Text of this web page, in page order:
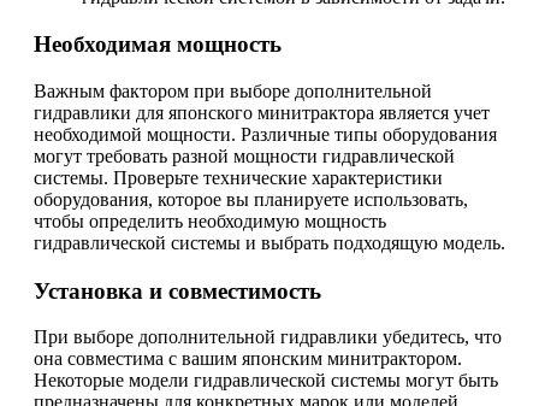
Необходимая мощность
Важным фактором при выборе дополнительной
гидравлики для японского минитрактора является учет
необходимой мощности. Различные типы оборудования
могут требовать разной мощности гидравлической
системы. Проверьте технические характеристики
оборудования, которое вы планируете использовать,
чтобы определить необходимую мощность
гидравлической системы и выбрать подходящую модель.
Установка и совместимость
При выборе дополнительной гидравлики убедитесь, что
она совместима с вашим японским минитрактором.
Некоторые модели гидравлической системы могут быть